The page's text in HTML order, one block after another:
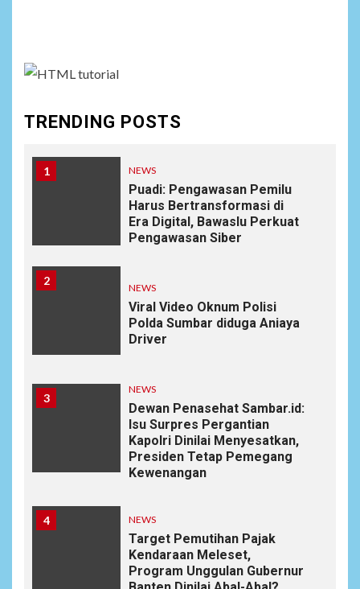
TRENDING POSTS
1 NEWS
Puadi: Pengawasan Pemilu
Harus Bertransformasi di
Era Digital, Bawaslu Perkuat
Pengawasan Siber
2
NEWS
Viral Video Oknum Polisi
Polda Sumbar diduga Aniaya
Driver
3
NEWS
Dewan Penasehat Sambar.id:
Isu Surpres Pergantian
Kapolri Dinilai Menyesatkan,
Presiden Tetap Pemegang
Kewenangan
4 NEWS
Target Pemutihan Pajak
Kendaraan Meleset,
Program Unggulan Gubernur